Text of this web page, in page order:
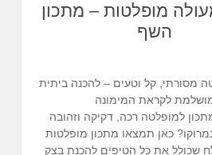
מופלטות – מתכון
השף
מסורתי, קל וטעים – להכנה ביתית
לקראת המימונה
למופלטה רכה, דקיקה וזהובה
כאן תמצאו מתכון מופלטות
שכולל את כל הטיפים להכנת בצק